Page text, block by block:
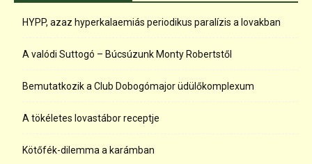
HYPP, azaz hyperkalaemiás periodikus paralízis a lovakban
A valódi Suttogó – Búcsúzunk Monty Robertstől
Bemutatkozik a Club Dobogómajor üdülőkomplexum
A tökéletes lovastábor receptje
Kötőfék-dilemma a karámban